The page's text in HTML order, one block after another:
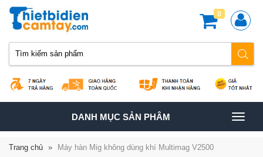
0
TOGGLE
NAVIGATION
DANH MỤC SẢN PHÂM
Trang chủ » Máy hàn Mig không dùng khí Multimag V2500